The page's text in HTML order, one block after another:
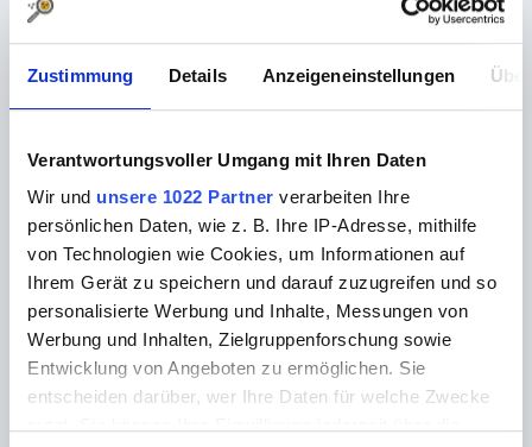
Zustimmung Details Anzeigeneinstellungen
Verantwortungsvoller Umgang mit Ihren Daten
Wir und unsere 1022 Partner verarbeiten Ihre
persönlichen Daten, wie z. B. Ihre IP-Adresse, mithilfe
von Technologien wie Cookies, um Informationen auf
Ihrem Gerät zu speichern und darauf zuzugreifen und so
personalisierte Werbung und Inhalte, Messungen von
Werbung und Inhalten, Zielgruppenforschung sowie
Entwicklung von Angeboten zu ermöglichen. Sie
entscheiden darüber, wer Ihre Daten für welche Zwecke
Fazit
App-Testing ist ein unverzichtbarer Bestandteil der
App-Entwicklung, der entscheidend zum Erfolg einer
Durchführung der Tests, die Auswahl der richtigen
Tools und die Einbeziehung der Nutzer kann die
Qualität und Funktionalität der App sichergestellt
werden. In einem wettbewerbsintensiven Markt ist
dies der Schlüssel, um sich von der Konkurrenz
abzuheben und den Nutzern eine herausragende
Erfahrung zu bieten.
In der heutigen, digital geprägten Welt, in der